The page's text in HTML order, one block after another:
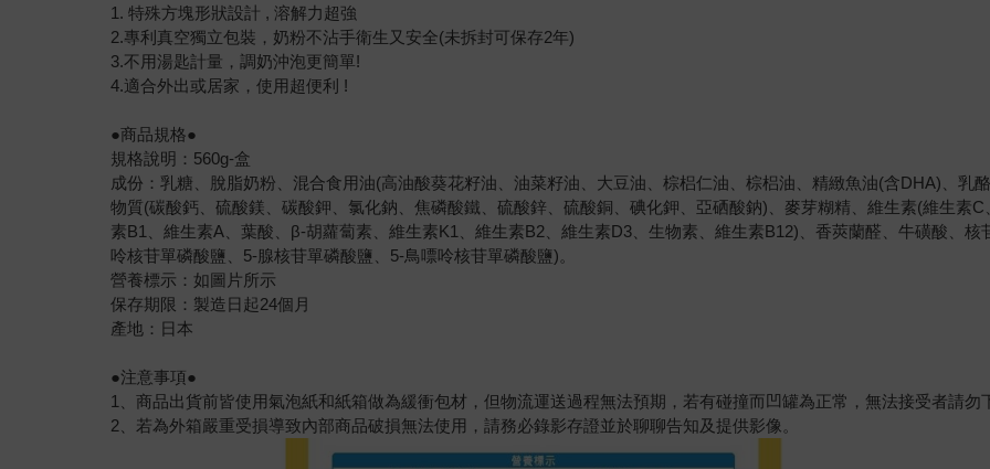
1. 特殊方塊形狀設計 , 溶解力超強
2.專利真空獨立包裝，奶粉不沾手衛生又安全(未拆封可保存2年)
3.不用湯匙計量，調奶沖泡更簡單!
4.適合外出或居家，使用超便利 !
●商品規格●
規格說明：560g-盒
成份：乳糖、脫脂奶粉、混合食用油(高油酸葵花籽油、油菜籽油、大豆油、棕梠仁油、棕梠油、精緻魚油(含DHA)、乳
物質(碳酸鈣、硫酸鎂、碳酸鉀、氯化鈉、焦磷酸鐵、硫酸鋅、硫酸銅、碘化鉀、亞硒酸鈉)、麥芽糊精、維生素(維生素
素B1、維生素A、葉酸、β-胡蘿蔔素、維生素K1、維生素B2、維生素D3、生物素、維生素B12)、香莢蘭醛、牛磺酸、
呤核苷單磷酸鹽、5-腺核苷單磷酸鹽、5-鳥嘌呤核苷單磷酸鹽)。
營養標示：如圖片所示
保存期限：製造日起24個月
產地：日本
●注意事項●
1、商品出貨前皆使用氣泡紙和紙箱做為緩衝包材，但物流運送過程無法預期，若有碰撞而凹罐為正常，無法接受者請勿
2、若為外箱嚴重受損導致內部商品破損無法使用，請務必錄影存證並於聊聊告知及提供影像。